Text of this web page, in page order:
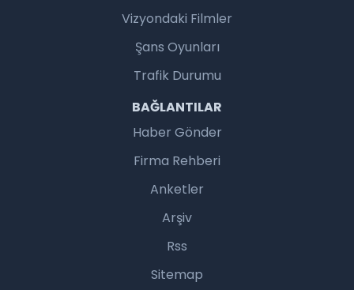
Vizyondaki Filmler
Şans Oyunları
Trafik Durumu
BAĞLANTILAR
Haber Gönder
Firma Rehberi
Anketler
Arşiv
Rss
Sitemap